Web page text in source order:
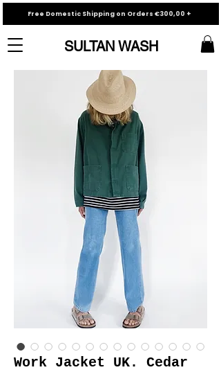
SULTAN WASH
Free Domestic Shipping on Orders €300,00 +
Work Jacket UK. Cedar